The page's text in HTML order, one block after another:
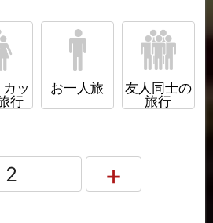
ッ
行
お一人旅
友人同士の
旅行